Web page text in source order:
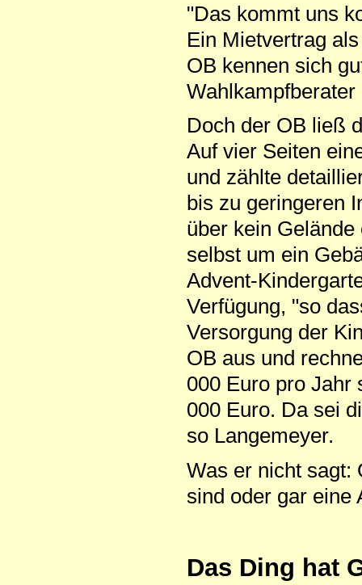
"Das kommt uns
Ein Mietvertrag
OB kennen sich
Wahlkampfberater
Doch der OB ließ
Auf vier Seiten
und zählte
bis zu geringeren
über kein
selbst um ein
Advent-
Verfügung, "so
Versorgung der
OB aus und
000 Euro pro Jahr
000 Euro. Da sei
so Langemeyer.
Was er nicht sagt:
sind oder gar eine
Das Ding hat